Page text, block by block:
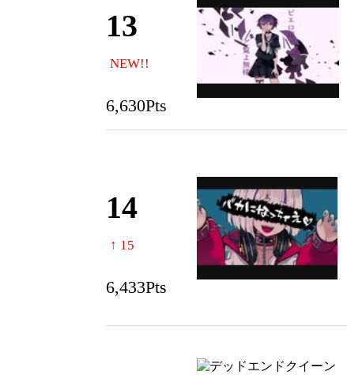
13
NEW!!
6,630Pts
14
↑ 15
6,433Pts